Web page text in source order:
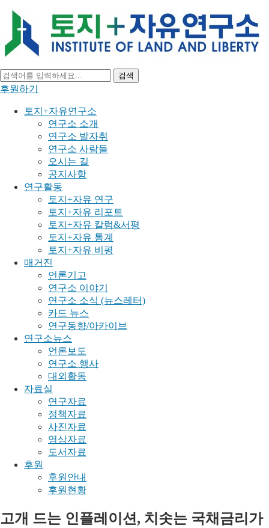
검색
후원하기
토지+자유연구소
연구소 소개
연구소 발자취
연구소 사람들
오시는 길
공지사항
연구활동
토지+자유 연구
토지+자유 리포트
토지+자유 칼럼&서평
토지+자유 통계
토지+자유 비평
매거진
언론기고
연구소 이야기
연구소 소식 (뉴스레터)
카드 뉴스
연구동향/아카이브
연구소뉴스
언론보도
연구소 행사
대외활동
자료실
연구자료
정책자료
사진자료
영상자료
도서자료
후원
후원안내
후원현황
고개 드는 인플레이션, 치솟는 국채금리가